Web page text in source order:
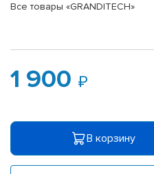
Все товары «GRANDITECH»
1 900
В корзину